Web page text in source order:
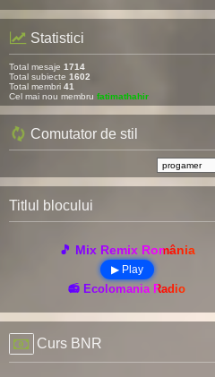
Statistici
Total mesaje 1714
Total subiecte 1602
Total membri 41
Cel mai nou membru fatimathahir
Comutator de stil
Titlul blocului
🎵 Mix Remix România
▶ Play
📻 Ecolomania Radio
Curs BNR